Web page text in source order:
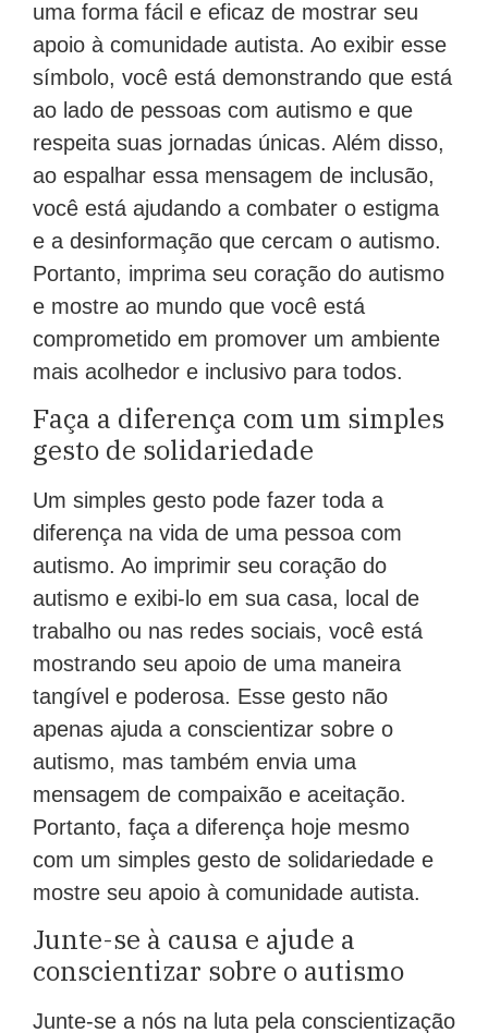
uma forma fácil e eficaz de mostrar seu
apoio à comunidade autista. Ao exibir esse
símbolo, você está demonstrando que está
ao lado de pessoas com autismo e que
respeita suas jornadas únicas. Além disso,
ao espalhar essa mensagem de inclusão,
você está ajudando a combater o estigma
e a desinformação que cercam o autismo.
Portanto, imprima seu coração do autismo
e mostre ao mundo que você está
comprometido em promover um ambiente
mais acolhedor e inclusivo para todos.
Faça a diferença com um simples
gesto de solidariedade
Um simples gesto pode fazer toda a
diferença na vida de uma pessoa com
autismo. Ao imprimir seu coração do
autismo e exibi-lo em sua casa, local de
trabalho ou nas redes sociais, você está
mostrando seu apoio de uma maneira
tangível e poderosa. Esse gesto não
apenas ajuda a conscientizar sobre o
autismo, mas também envia uma
mensagem de compaixão e aceitação.
Portanto, faça a diferença hoje mesmo
com um simples gesto de solidariedade e
mostre seu apoio à comunidade autista.
Junte-se à causa e ajude a
conscientizar sobre o autismo
Junte-se a nós na luta pela conscientização